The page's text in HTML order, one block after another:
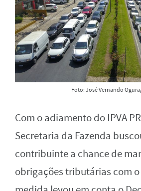
Foto: José Vernando
Com o adiamento do IPVA
Secretaria da Fazenda
contribuinte a chance de
obrigações tributárias com o